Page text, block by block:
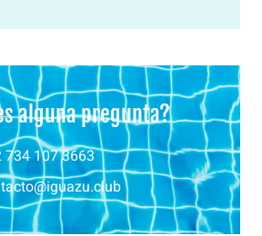
alguna pregunta?
734 107 3663